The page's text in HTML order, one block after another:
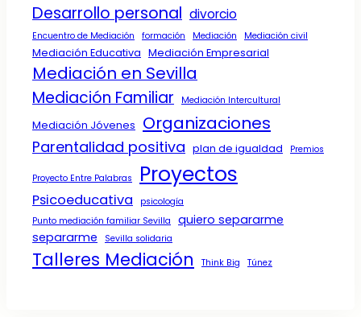
Desarrollo personal divorcio
Encuentro de Mediación formación Mediación Mediación civil
Mediación Educativa Mediación Empresarial
Mediación en Sevilla
Mediación Familiar Mediación Intercultural
Mediación Jóvenes Organizaciones
Parentalidad positiva plan de igualdad Premios
Proyecto Entre Palabras Proyectos
Psicoeducativa
psicología
Punto mediación familiar Sevilla
quiero separarme
separarme
Sevilla solidaria
Talleres Mediación Think Big Túnez